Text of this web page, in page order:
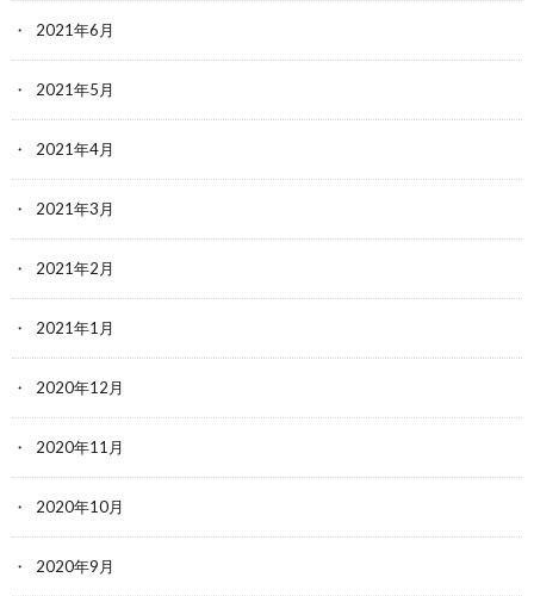
2021年6月
2021年5月
2021年4月
2021年3月
2021年2月
2021年1月
2020年12月
2020年11月
2020年10月
2020年9月